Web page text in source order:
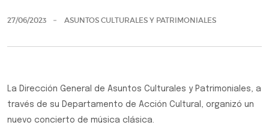
27/06/2023 ASUNTOS CULTURALES Y PATRIMONIALES
La Dirección General de Asuntos Culturales y Patrimoniales, a
través de su Departamento de Acción Cultural, organizó un
nuevo concierto de música clásica.